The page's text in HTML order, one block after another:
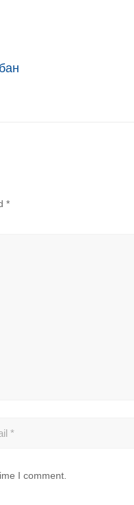
*
I comment.